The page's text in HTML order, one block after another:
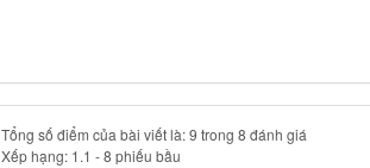
Tổng số điểm của bài viết là: 9 trong 8 đánh giá
Xếp hạng: 1.1 -8 phiếu bầu